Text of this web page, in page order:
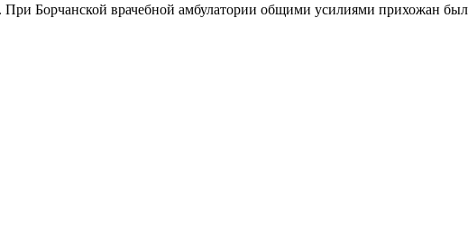
При Борчанской врачебной амбулатории общими усилиями прихожан